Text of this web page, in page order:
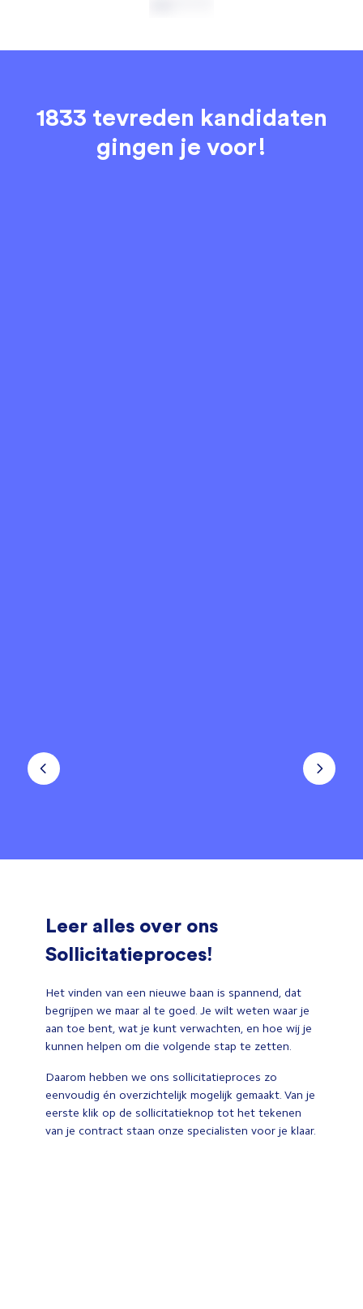
1833 tevreden kandidaten
gingen je voor!
Leer alles over ons
Sollicitatieproces!
Het vinden van een nieuwe baan is spannend, dat
begrijpen we maar al te goed. Je wilt weten waar je
aan toe bent, wat je kunt verwachten, en hoe wij je
kunnen helpen om die volgende stap te zetten.
Daarom hebben we ons sollicitatieproces zo
eenvoudig én overzichtelijk mogelijk gemaakt. Van je
eerste klik op de sollicitatieknop tot het tekenen
van je contract staan onze specialisten voor je klaar.